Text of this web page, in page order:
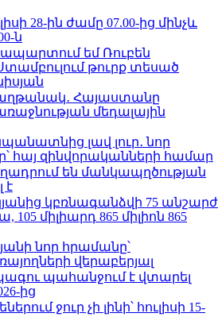
28-ին ժամը 07.00-ից մինչև
ն
եմ Ռուբեն
թուրք տեսած
Հայաստանը
մեդալային
լավ լուր․ նոր
հայ զինվորականների համար
են մանկապղծության
է
կբռնագանձվի 75 անշարժ
105 միլիարդ 865 միլիոն 865
նոր հրամանը՝
վերաբերյալ
պահանջում է վտարել
ից
ջուր չի լինի՝ հուլիսի 15-